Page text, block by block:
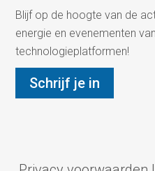
Blijf op de hoogte van de
energie en evenementen
technologieplatformen!
Schrijf je in